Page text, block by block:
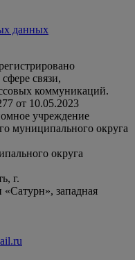
данных
связи,
коммуникаций.
от 10.05.2023
учреждение
муниципального округа
округа
г.
«Сатурн», западная